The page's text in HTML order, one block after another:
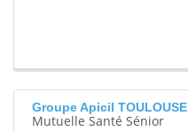
Groupe Apicil TOULOUSE
Mutuelle Santé Sénior